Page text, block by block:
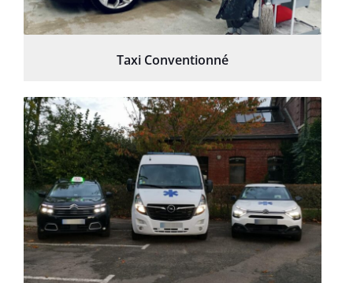
Taxi Conventionné